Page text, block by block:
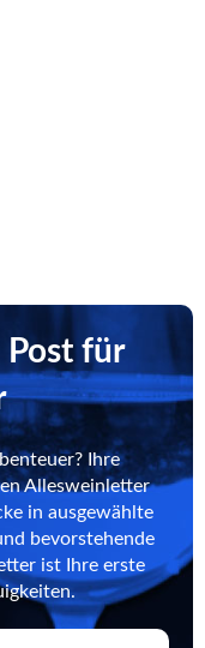
für
Ihre
Allesweinletter
in ausgewählte
bevorstehende
ist Ihre erste